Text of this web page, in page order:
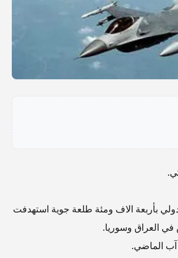
بأربعة الاف ومئة طلعة جوية استهدفت
العراق وسوريا.
الماضي.